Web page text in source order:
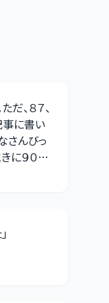
、８７、
事に書い
さんびっ
に９０歳
」